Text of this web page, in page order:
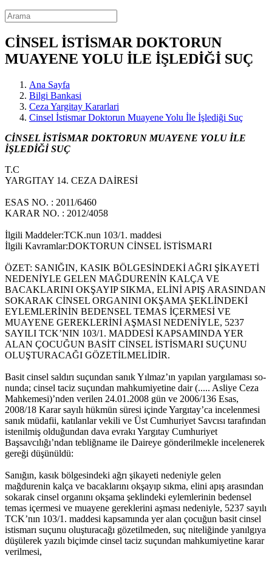
CİNSEL İSTİSMAR DOKTORUN
MUAYENE YOLU İLE İŞLEDİĞİ SUÇ
Ana Sayfa
Bilgi Bankasi
Ceza Yargitay Kararlari
Cinsel İstismar Doktorun Muayene Yolu İle İşlediği Suç
CİNSEL İSTİSMAR DOKTORUN MUAYENE YOLU İLE
İŞLEDİĞİ SUÇ
T.C
YARGITAY 14. CEZA DAİRESİ
ESAS NO. : 2011/6460
KARAR NO. : 2012/4058
İlgili Maddeler:TCK.nun 103/1. maddesi
İlgili Kavramlar:DOKTORUN CİNSEL İSTİSMARI
ÖZET: SANIĞIN, KASIK BÖLGESİNDEKİ AĞRI ŞİKAYETİ
NEDENİYLE GELEN MAĞDURENİN KALÇA VE
BACAKLARINI OKŞAYIP SIKMA, ELİNİ APIŞ ARASINDAN
SOKARAK CİNSEL ORGANINI OKŞAMA ŞEKLİNDEKİ
EYLEM­LERİNİN BEDENSEL TEMAS İÇERMESİ VE
MUAYENE GE­REKLERİNİ AŞMASI NEDENİYLE, 5237
SAYILI TCK’NIN 103/1. MADDESİ KAPSAMINDA YER
ALAN ÇOCUĞUN BASİT CİNSEL İSTİSMARI SUÇUNU
OLUŞTURACAĞI GÖZE­TİLMELİDİR.
Basit cinsel saldırı suçundan sanık Yılmaz’ın yapılan yargılaması so­
nunda; cinsel taciz suçundan mahkumiyetine dair (..... Asliye Ceza
Mahkemesi)’nden verilen 24.01.2008 gün ve 2006/136 Esas,
2008/18 Karar sayılı hükmün süresi içinde Yargıtay’ca incelenmesi
sanık müdafii, katılanlar vekili ve Üst Cumhuriyet Savcısı tarafından
istenilmiş olduğundan dava evrakı Yargıtay Cumhuriyet
Başsavcılığı’ndan tebliğname ile Daireye gönderilmekle incelenerek
gereği düşünüldü:
Sanığın, kasık bölgesindeki ağrı şikayeti nedeniyle gelen
mağdurenin kalça ve bacaklarını okşayıp sıkma, elini apış arasından
sokarak cinsel organını okşama şeklindeki eylemlerinin bedensel
temas içermesi ve muayene ge­reklerini aşması nedeniyle, 5237 sayılı
TCK’nın 103/1. maddesi kapsamında yer alan çocuğun basit cinsel
istismarı suçunu oluşturacağı gözetilmeden, suç niteliğinde yanılgıya
düşülerek yazılı biçimde cinsel taciz suçundan mahkumiyetine karar
verilmesi,